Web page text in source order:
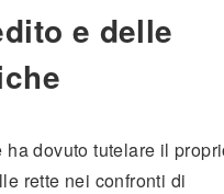
e delle
ha dovuto tutelare il
rette nei confronti di